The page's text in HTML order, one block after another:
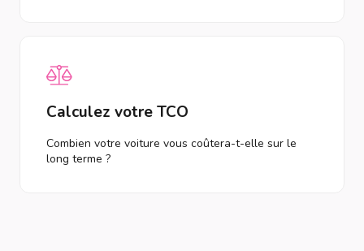
Calculez votre TCO
Combien votre voiture vous coûtera-t-elle sur le
long terme ?